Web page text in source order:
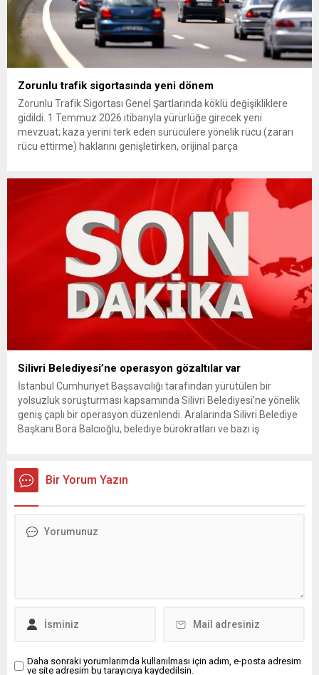
Zorunlu trafik sigortasında yeni dönem
Zorunlu Trafik Sigortası Genel Şartlarında köklü değişikliklere
gidildi. 1 Temmuz 2026 itibarıyla yürürlüğe girecek yeni
mevzuat; kaza yerini terk eden sürücülere yönelik rücu (zararı
rücu ettirme) haklarını genişletirken, orijinal parça
getiriyor. Hazine Müsteşarlığına bağlı ilgili kurumlarca...
Silivri Belediyesi’ne operasyon gözaltılar var
İstanbul Cumhuriyet Başsavcılığı tarafından yürütülen bir
yolsuzluk soruşturması kapsamında Silivri Belediyesi’ne yönelik
geniş çaplı bir operasyon düzenlendi. Aralarında Silivri Belediye
Başkanı Bora Balcıoğlu, belediye bürokratları ve bazı iş
inceleme ve arama çalışmaları devam ediyor. İstanbul’da...
Bir Yorum Yazın
Daha sonraki yorumlarımda kullanılması için adım, e-posta adresim
ve site adresim bu tarayıcıya kaydedilsin.